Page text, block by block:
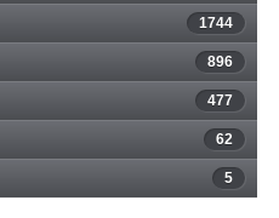
1744
896
477
62
5